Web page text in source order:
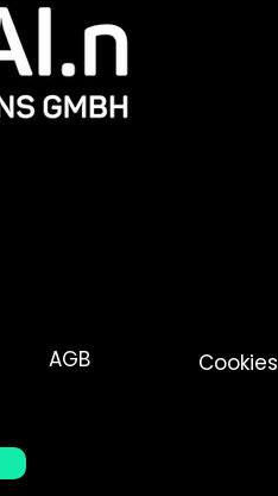
AGB Cookies